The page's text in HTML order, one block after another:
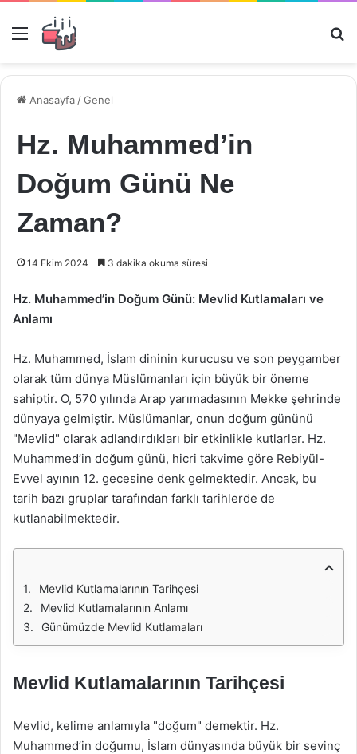
Menü
Anasayfa /Genel
Hz. Muhammed’in
Doğum Günü Ne
Zaman?
14 Ekim 2024 3 dakika okuma süresi
Hz. Muhammed’in Doğum Günü: Mevlid Kutlamaları ve
Anlamı
Hz. Muhammed, İslam dininin kurucusu ve son peygamber
olarak tüm dünya Müslümanları için büyük bir öneme
sahiptir. O, 570 yılında Arap yarımadasının Mekke şehrinde
dünyaya gelmiştir. Müslümanlar, onun doğum gününü
"Mevlid" olarak adlandırdıkları bir etkinlikle kutlarlar. Hz.
Muhammed’in doğum günü, hicri takvime göre Rebiyül-
Evvel ayının 12. gecesine denk gelmektedir. Ancak, bu
tarih bazı gruplar tarafından farklı tarihlerde de
kutlanabilmektedir.
Mevlid Kutlamalarının Tarihçesi
Mevlid Kutlamalarının Anlamı
Günümüzde Mevlid Kutlamaları
Mevlid Kutlamalarının Tarihçesi
Mevlid, kelime anlamıyla "doğum" demektir. Hz.
Muhammed’in doğumu, İslam dünyasında büyük bir sevinç